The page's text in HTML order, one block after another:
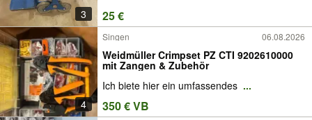
3 25 €
4
Singen 06.08.2026
Weidmüller Crimpset PZ CTI 9202610000
mit Zangen & Zubehör
Ich biete hier ein umfassendes ...
350 € VB